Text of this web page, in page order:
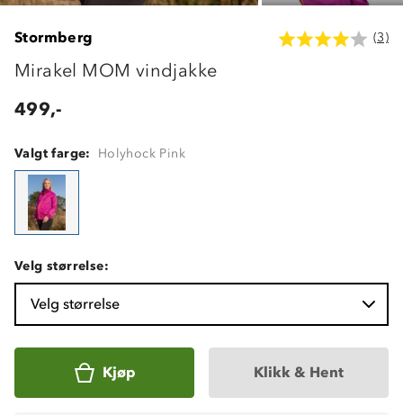
Stormberg (3)
Mirakel MOM vindjakke
499,-
Valgt farge: Holyhock Pink
Velg størrelse:
Velg størrelse
Kjøp Klikk & Hent